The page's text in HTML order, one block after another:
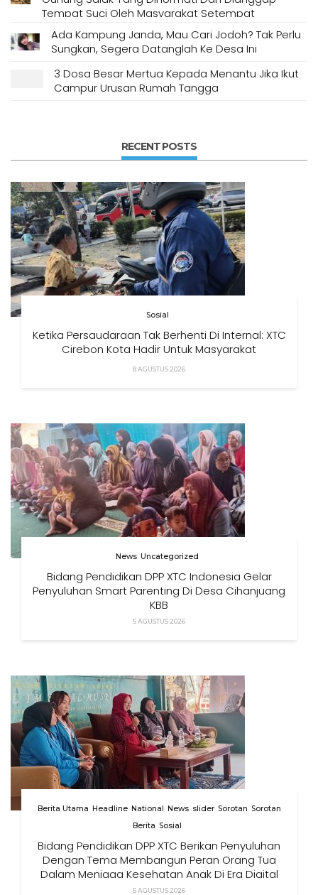
Tempat Suci Oleh Masyarakat Setempat
Ada Kampung Janda, Mau Cari Jodoh? Tak Perlu
Sungkan, Segera Datanglah Ke Desa Ini
3 Dosa Besar Mertua Kepada Menantu Jika Ikut
Campur Urusan Rumah Tangga
RECENT POSTS
Sosial
Ketika Persaudaraan Tak Berhenti Di Internal: XTC
Cirebon Kota Hadir Untuk Masyarakat
8 AGUSTUS 2026
News Uncategorized
Bidang Pendidikan DPP XTC Indonesia Gelar
Penyuluhan Smart Parenting Di Desa Cihanjuang
KBB
5 AGUSTUS 2026
Berita Utama Headline National News slider Sorotan Sorotan
Berita Sosial
Bidang Pendidikan DPP XTC Berikan Penyuluhan
Dengan Tema Membangun Peran Orang Tua
Dalam Menjaga Kesehatan Anak Di Era Digital
5 AGUSTUS 2026